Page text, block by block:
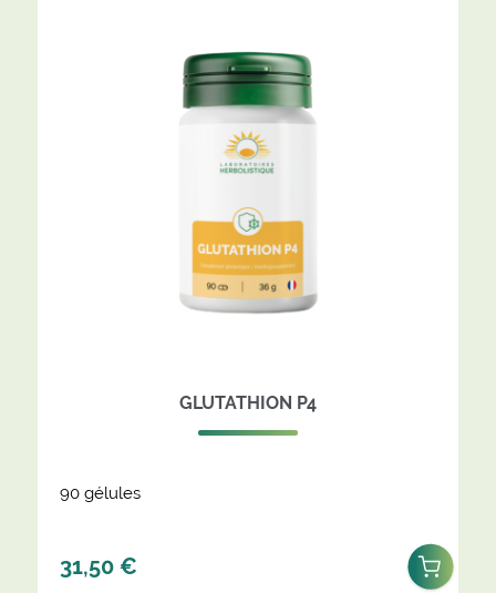
GLUTATHION P4
90 gélules
31,50 €